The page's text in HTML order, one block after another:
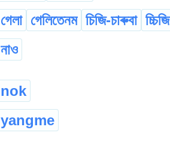
গেলা গেলিতেনম চিজি-চাৰুবা চ্চিজি
নাও
nok
yangme